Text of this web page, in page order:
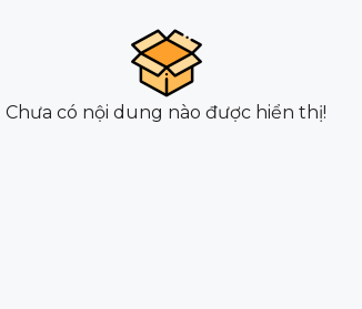
Chưa có nội dung nào được hiển thị!